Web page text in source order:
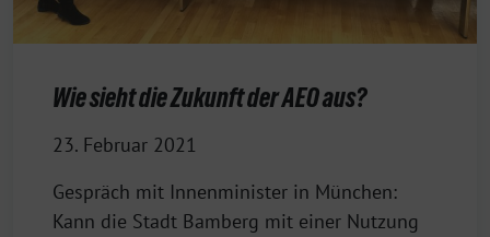
Wie sieht die Zukunft der AEO aus?
23. Februar 2021
Gespräch mit Innenminister in München:
Kann die Stadt Bamberg mit einer Nutzung